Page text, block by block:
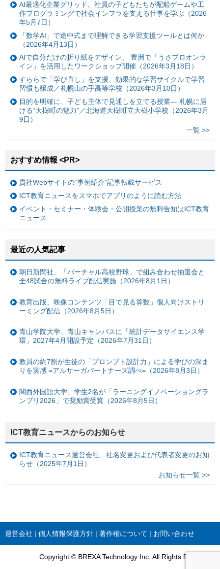
AI最適化企業グリッド、社員の子どもたちが配船ゲームや工
作プログラミングで社会インフラを支える仕事を学ぶ（2026
年5月7日）
「数学AI」で途中式まで理解できる学習支援ツールとは何か
（2026年4月13日）
AIで自分だけの折り紙をデザイン、 豊洲で「うさプロオンラ
イン」を活用したワークショップ開催（2026年3月18日）
すららで「学び直し」を支援、効果的な学習サイクルで学習
習慣も醸成／札幌山の手高等学校（2026年3月10日）
目的を明確に、子ども主体で見通しを立てる授業— 札幌に届
ける“大樹町の魅力”／北海道大樹町立大樹小学校（2026年3月
9日）
一覧 >>
おすすめ情報 <PR>
貴社Webサイトの“事例紹介”記事転載サービス
ICT教育ニュースをスマホでアプリのように読む方法
イベント・セミナー・体験会・公開授業の無料告知はICT教育
ニュース
最近の人気記事
朝日新聞社、「バーチャル高校野球」で組み合わせ抽選会と
全48試合の無料ライブ配信実施（2026年8月1日）
教育出版、映像コンテンツ「目で見る算数」個人向けストリ
ーミング配信（2026年8月5日）
青山学院大学、青山キャンパスに「統計データサイエンス学
環」2027年4月開設予定（2026年7月31日）
教員の約7割が生徒の「プロンプト設計力」による学びの深ま
りを実感 =アルサーガパートナーズ調べ=（2026年8月3日）
関西外国語大学、学生2名が「ラーニングイノベーショングラ
ンプリ2026」で奨励賞受賞（2026年8月5日）
ICT教育ニュースからのお知らせ
ICT教育ニュース運営会社、社名変更および代表者変更のお知
らせ（2025年7月1日）
お知らせ一覧 >>
運営会社 個人情報保護方針 著作権について お問い合わせ
Copyright © BREXA Technology Inc. All Rights Reserved.